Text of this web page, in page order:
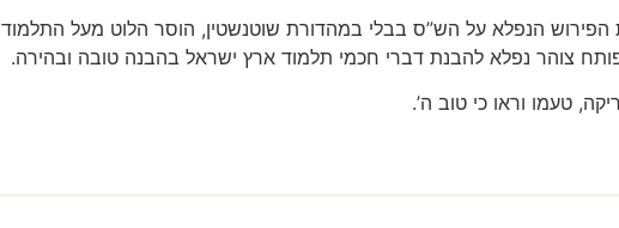
הנפלא על הש”ס בבלי במהדורת שוטנשטין, הוסר הלוט מעל התלמוד
צוהר נפלא להבנת דברי חכמי תלמוד ארץ ישראל בהבנה טובה ובהירה.
טעמו וראו כי טוב ה’.